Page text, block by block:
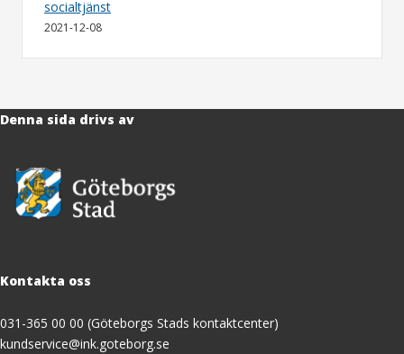
socialtjänst
2021-12-08
Denna sida drivs av
Kontakta oss
031-365 00 00 (Göteborgs Stads kontaktcenter)
kundservice@ink.goteborg.se